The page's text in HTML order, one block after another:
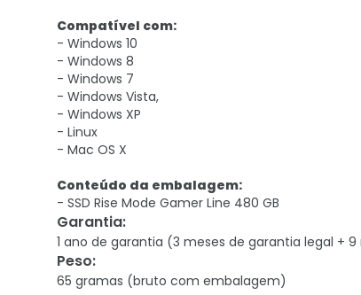
Compatível com:
- Windows 10
- Windows 8
- Windows 7
- Windows Vista,
- Windows XP
- Linux
- Mac OS X
Conteúdo da embalagem:
- SSD Rise Mode Gamer Line 480 GB
Garantia:
1 ano de garantia (3 meses de garantia legal +
Peso:
65 gramas (bruto com embalagem)